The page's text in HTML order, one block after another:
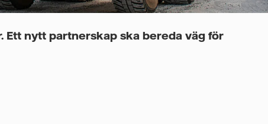
Ett nytt partnerskap ska bereda väg för